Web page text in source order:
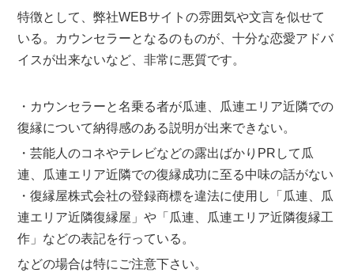
特徴として、弊社WEBサイトの雰囲気や文言を似せて
いる。カウンセラーとなるのものが、十分な恋愛アドバ
イスが出来ないなど、非常に悪質です。
・カウンセラーと名乗る者が瓜連、瓜連エリア近隣での
復縁について納得感のある説明が出来できない。
・芸能人のコネやテレビなどの露出ばかりPRして瓜
連、瓜連エリア近隣での復縁成功に至る中味の話がない
・復縁屋株式会社の登録商標を違法に使用し「瓜連、瓜
連エリア近隣復縁屋」や「瓜連、瓜連エリア近隣復縁工
作」などの表記を行っている。
などの場合は特にご注意下さい。